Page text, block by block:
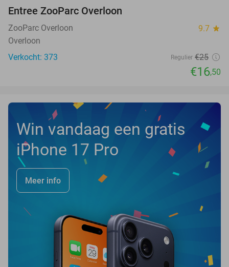
TODAY
Entree ZooParc Overloon
ZooParc Overloon 9.7 star
Overloon
Verkocht: 373
Regulier €25
€16,50
Win vandaag een gratis
iPhone 17 Pro
Meer info